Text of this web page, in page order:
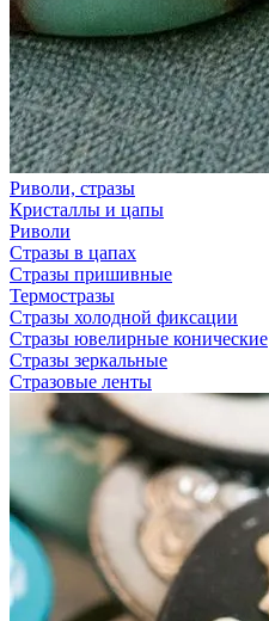
Риволи, стразы
Кристаллы и цапы
Риволи
Стразы в цапах
Стразы пришивные
Термостразы
Стразы холодной фиксации
Стразы ювелирные конические
Стразы зеркальные
Стразовые ленты